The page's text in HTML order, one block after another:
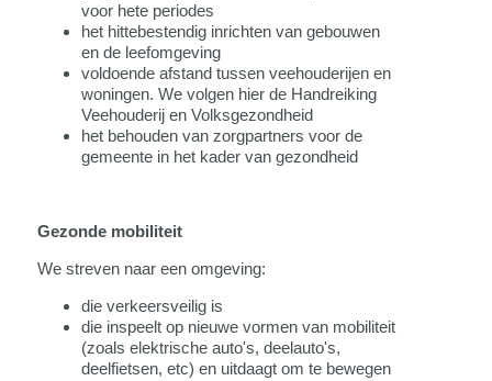
voor hete periodes
het hittebestendig inrichten van gebouwen
en de leefomgeving
voldoende afstand tussen veehouderijen en
woningen. We volgen hier de Handreiking
Veehouderij en Volksgezondheid
het behouden van zorgpartners voor de
gemeente in het kader van gezondheid
Gezonde mobiliteit
We streven naar een omgeving:
die verkeersveilig is
die inspeelt op nieuwe vormen van mobiliteit
(zoals elektrische auto's, deelauto's,
deelfietsen, etc) en uitdaagt om te bewegen